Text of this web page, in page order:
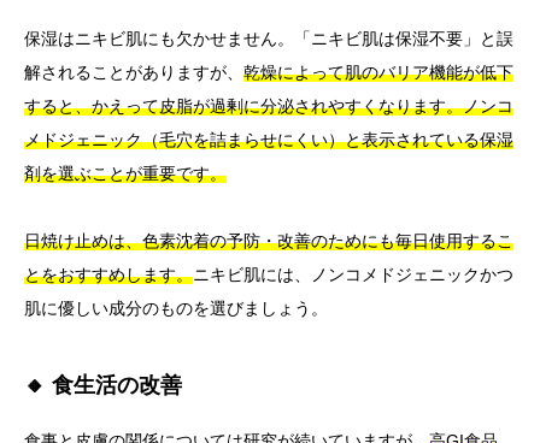
保湿はニキビ肌にも欠かせません。「ニキビ肌は保湿不要」と誤
解されることがありますが、 乾燥によって肌のバリア機能が低下
すると、かえって皮脂が過剰に分泌されやすくなります。ノンコ
メドジェニック（毛穴を詰まらせにくい）と表示されている保湿
剤を選ぶことが重要です。
日焼け止めは、色素沈着の予防・改善のためにも毎日使用するこ
とをおすすめします。ニキビ肌には、ノンコメドジェニックかつ
肌に優しい成分のものを選びましょう。
🔸 食生活の改善